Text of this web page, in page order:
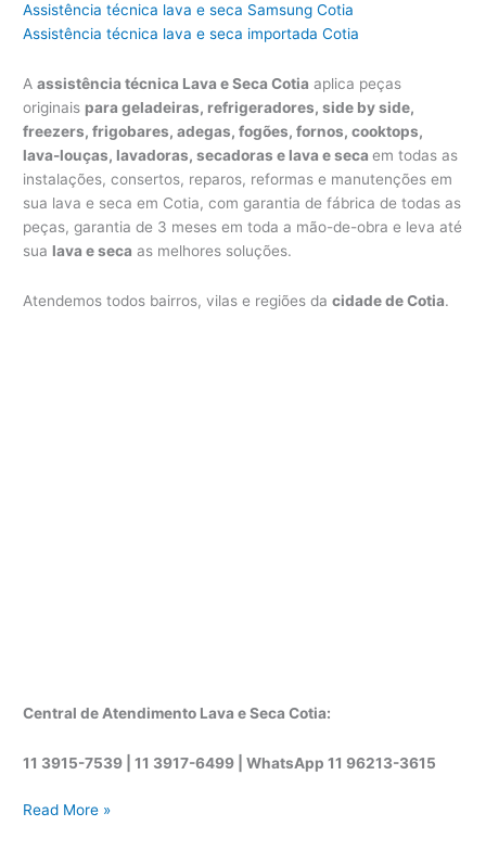
Assistência técnica lava e seca Samsung Cotia
Assistência técnica lava e seca importada Cotia
Aassistência técnica Lava e Seca Cotia aplica peças
originais para geladeiras, refrigeradores, side by side,
freezers, frigobares, adegas, fogões, fornos, cooktops,
lava-louças, lavadoras, secadoras e lava e secaem todas as
instalações, consertos, reparos, reformas e manutenções em
sua lava e seca em Cotia, com garantia de fábrica de todas as
peças, garantia de 3 meses em toda a mão-de-obra e leva até
sua lava e seca as melhores soluções.
Atendemos todos bairros, vilas e regiões dacidade de Cotia.
Central de Atendimento Lava e Seca Cotia:
11 3915-7539 | 11 3917-6499 |WhatsApp11 96213-3615
A
Read More »